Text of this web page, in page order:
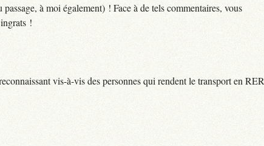
à moi également) ! Face à de tels commentaires, vous
!
vis-à-vis des personnes qui rendent le transport en RER